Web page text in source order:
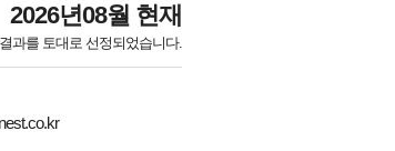
2026년08월 현재
과를 토대로 선정되었습니다.